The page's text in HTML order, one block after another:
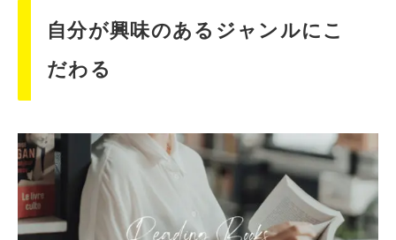
自分が興味のあるジャンルにこ
だわる